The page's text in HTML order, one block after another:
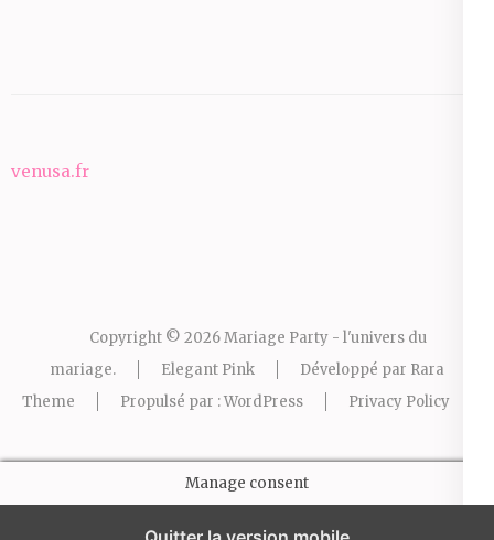
venusa.fr
Copyright © 2026Mariage Party - l'univers du
mariage. Elegant Pink Développé par Rara
Theme
Propulsé par :WordPress Privacy Policy
Manage consent